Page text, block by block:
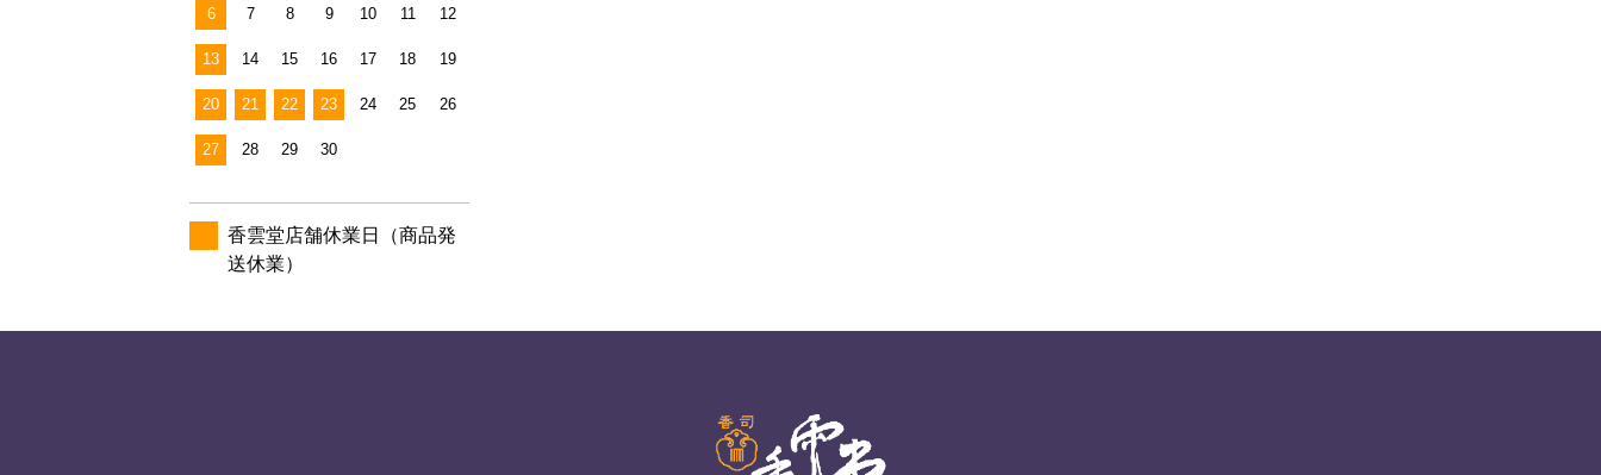
6 7 8 9 10 11 12
13 14 15 16 17 18 19
20 21 22 23 24 25 26
27 28 29 30
香雲堂店舗休業日（商品発
送休業）